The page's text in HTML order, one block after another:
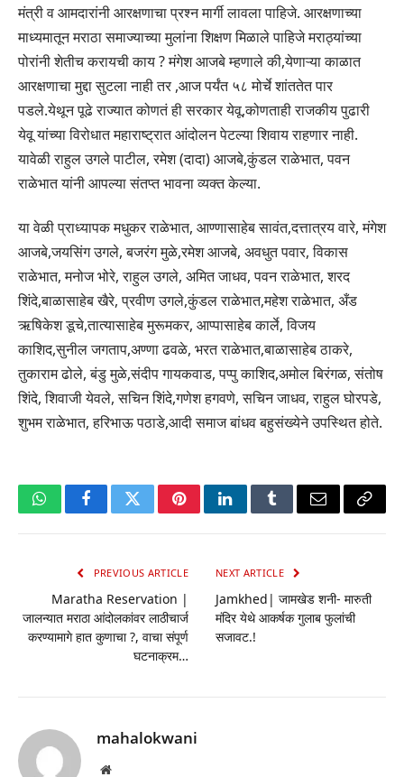
मंत्री व आमदारांनी आरक्षणाचा प्रश्न मार्गी लावला पाहिजे. आरक्षणाच्या
माध्यमातून मराठा समाज्याच्या मुलांना शिक्षण मिळाले पाहिजे मराठ्यांच्या
पोरांनी शेतीच करायची काय ? मंगेश आजबे म्हणाले की,येणाऱ्या काळात
आरक्षणाचा मुद्दा सुटला नाही तर ,आज पर्यंत ५८ मोर्चे शांततेत पार
पडले.येथून पूढे राज्यात कोणतं ही सरकार येवू,कोणताही राजकीय पुढारी
येवू यांच्या विरोधात महाराष्ट्रात आंदोलन पेटल्या शिवाय राहणार नाही.
यावेळी राहुल उगले पाटील, रमेश (दादा) आजबे,कुंडल राळेभात, पवन
राळेभात यांनी आपल्या संतप्त भावना व्यक्त केल्या.
या वेळी प्राध्यापक मधुकर राळेभात, आण्णासाहेब सावंत,दत्तात्रय वारे, मंगेश
आजबे,जयसिंग उगले, बजरंग मुळे,रमेश आजबे, अवधुत पवार, विकास
राळेभात, मनोज भोरे, राहुल उगले, अमित जाधव, पवन राळेभात, शरद
शिंदे,बाळासाहेब खैरे, प्रवीण उगले,कुंडल राळेभात,महेश राळेभात, अँड
ऋषिकेश डूचे,तात्यासाहेब मुरूमकर, आप्पासाहेब कार्ले, विजय
काशिद,सुनील जगताप,अण्णा ढवळे, भरत राळेभात,बाळासाहेब ठाकरे,
तुकाराम ढोले, बंडु मुळे,संदीप गायकवाड, पप्पु काशिद,अमोल बिरंगळ, संतोष
शिंदे, शिवाजी येवले, सचिन शिंदे,गणेश हगवणे, सचिन जाधव, राहुल घोरपडे,
शुभम राळेभात, हरिभाऊ पठाडे,आदी समाज बांधव बहुसंख्येने उपस्थित होते.
WhatsAppFacebookTwitterPinterestLinkedInTumblrEmail Copy
PREVIOUS ARTICLE
Maratha Reservation |
जालन्यात मराठा आंदोलकांवर लाठीचार्ज
करण्यामागे हात कुणाचा ?, वाचा संपूर्ण
घटनाक्रम…
NEXT ARTICLE
Jamkhed| जामखेड शनी- मारुती
मंदिर येथे आकर्षक गुलाब फुलांची
सजावट.!
mahalokwani
Website